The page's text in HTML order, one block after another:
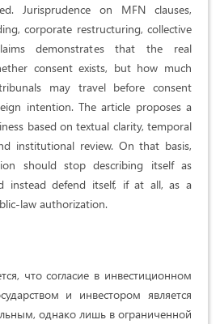
Jurisprudence on MFN clauses,
corporate restructuring, collective
demonstrates that the real
consent exists, but how much
may travel before consent
intention. The article proposes a
based on textual clarity, temporal
institutional review. On that basis,
should stop describing itself as
instead defend itself, if at all, as a
law authorization.
что согласие в инвестиционном
и инвестором является
однако лишь в ограниченной